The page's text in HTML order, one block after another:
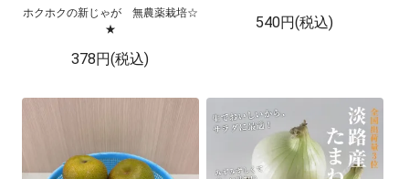
ホクホクの新じゃが 無農薬栽培☆
★
378円(税込)
540円(税込)